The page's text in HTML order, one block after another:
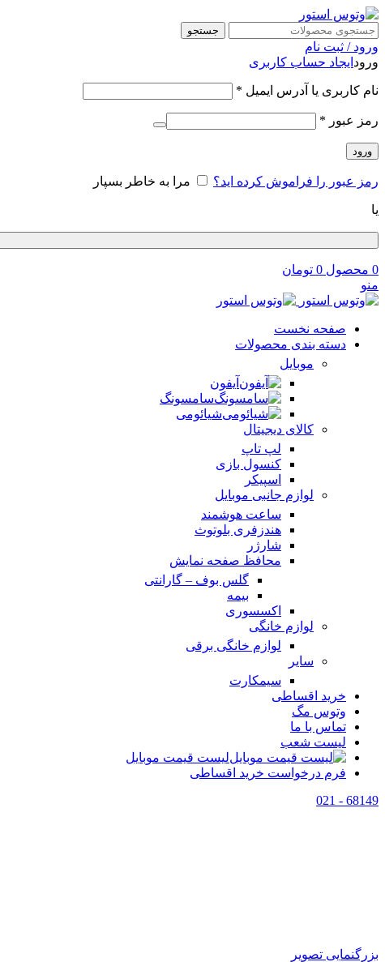
جستجو
ورود / ثبت نام
ورود ایجاد حساب کاربری
نام کاربری یا آدرس ایمیل *
رمز عبور *
ورود
رمز عبور را فراموش کرده اید؟ مرا به خاطر بسپار
یا
0 محصول 0 تومان
منو
صفحه نخست
دسته بندی محصولات
موبایل
آیفون
سامسونگ
شیائومی
کالای دیجیتال
لپ تاپ
کنسول بازی
اسپیکر
لوازم جانبی موبایل
ساعت هوشمند
هندزفری بلوتوث
شارژر
محافظ صفحه نمایش
گلس بوف – گارانتی
بیمه
اکسسوری
لوازم خانگی
لوازم خانگی برقی
سایر
سیمکارت
خرید اقساطی
وتوس مگ
تماس با ما
لیست شعب
لیست قیمت موبایل
فرم درخواست خرید اقساطی
68149 - 021
بزرگنمایی تصویر